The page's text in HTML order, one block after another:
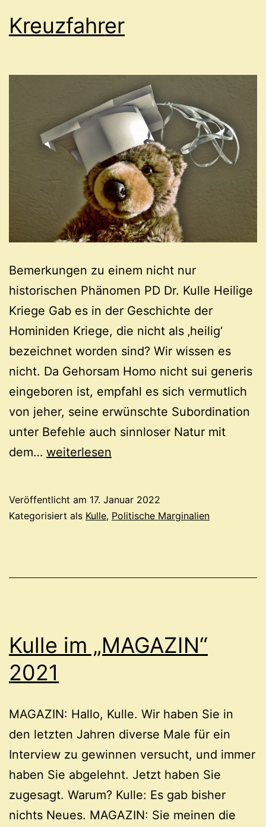
Kreuzfahrer
Bemerkungen zu einem nicht nur
historischen Phänomen PD Dr. Kulle Heilige
Kriege Gab es in der Geschichte der
Hominiden Kriege, die nicht als ‚heilig‘
bezeichnet worden sind? Wir wissen es
nicht. Da Gehorsam Homo nicht sui generis
eingeboren ist, empfahl es sich vermutlich
von jeher, seine erwünschte Subordination
unter Befehle auch sinnloser Natur mit
dem… Kreuzfahrer
weiterlesen
Veröffentlicht am 17. Januar 2022
Kategorisiert als Kulle, Politische Marginalien
Kulle im „MAGAZIN“
2021
MAGAZIN: Hallo, Kulle. Wir haben Sie in
den letzten Jahren diverse Male für ein
Interview zu gewinnen versucht, und immer
haben Sie abgelehnt. Jetzt haben Sie
zugesagt. Warum? Kulle: Es gab bisher
nichts Neues. MAGAZIN: Sie meinen die